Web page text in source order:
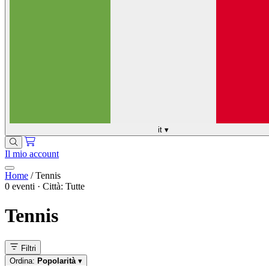
it ▾
Il mio account
Home / Tennis
0 eventi · Città: Tutte
Tennis
Filtri
Ordina: Popolarità ▾